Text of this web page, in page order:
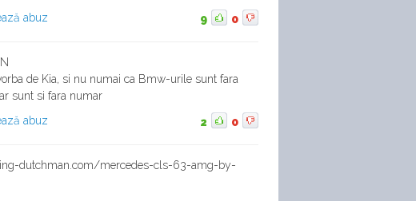
abuz
9 0
de Kia, si nu numai ca Bmw-urile sunt fara
sunt si fara numar
abuz
2 0
dutchman.com/mercedes-cls-63-amg-by-